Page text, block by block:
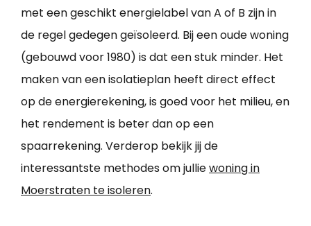
met een geschikt energielabel van A of B zijn in
de regel gedegen geïsoleerd. Bij een oude woning
(gebouwd voor 1980) is dat een stuk minder. Het
maken van een isolatieplan heeft direct effect
op de energierekening, is goed voor het milieu, en
het rendement is beter dan op een
spaarrekening. Verderop bekijk jij de
interessantste methodes om julliewoning in
Moerstraten te isoleren.